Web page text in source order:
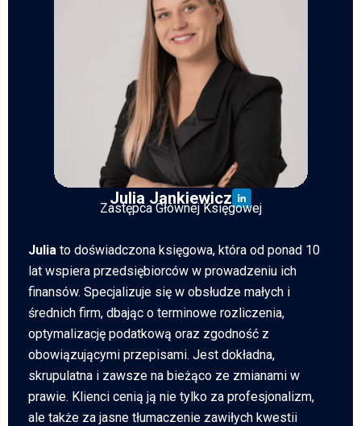
Julia Jankiewicz
Zastępca Głównej Księgowej
Julia to doświadczona księgowa, która od ponad 10
lat wspiera przedsiębiorców w prowadzeniu ich
finansów. Specjalizuje się w obsłudze małych i
średnich firm, dbając o terminowe rozliczenia,
optymalizację podatkową oraz zgodność z
obowiązującymi przepisami. Jest dokładna,
skrupulatna i zawsze na bieżąco ze zmianami w
prawie. Klienci cenią ją nie tylko za profesjonalizm,
ale także za jasne tłumaczenie zawiłych kwestii